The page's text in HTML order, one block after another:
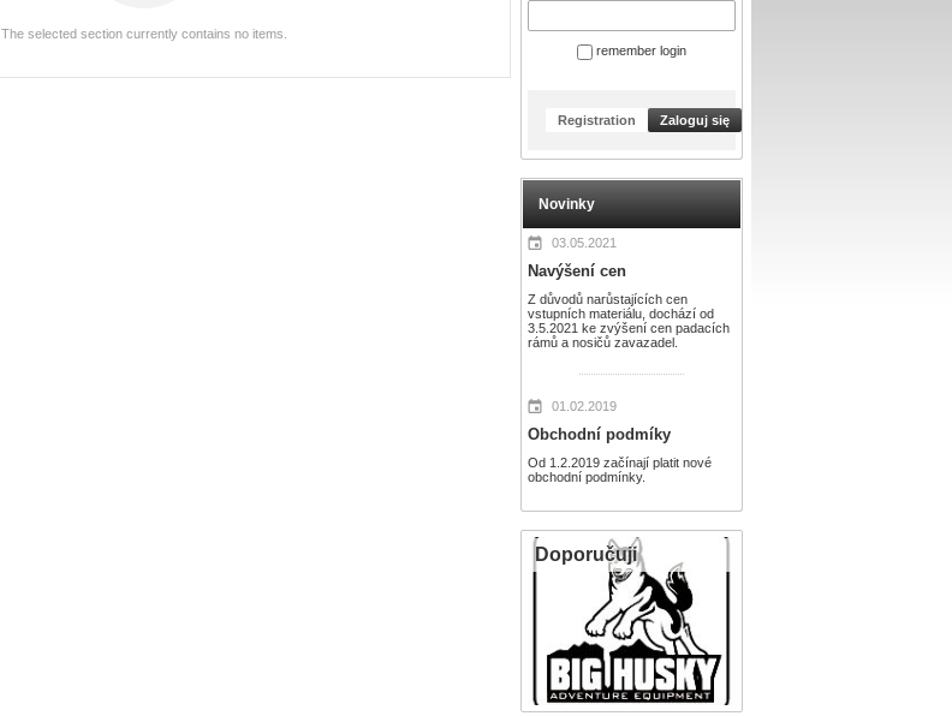
remember login
Registration Zaloguj się
Novinky
03.05.2021
Navýšení cen
Z důvodů narůstajících cen
vstupních materiálu, dochází od
3.5.2021 ke zvýšení cen padacích
rámů a nosičů zavazadel.
01.02.2019
Obchodní podmíky
Od 1.2.2019 začínají platit nové
obchodní podmínky.
Doporučuji
Doporučuji
The selected section currently contains no items.